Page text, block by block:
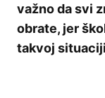
važno da svi
obrate, jer
takvoj